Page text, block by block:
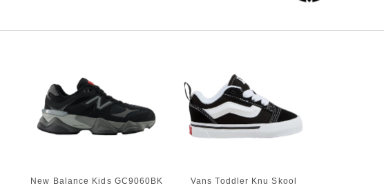
New Balance Kids GC9060BK
Vans Toddler Knu Skool